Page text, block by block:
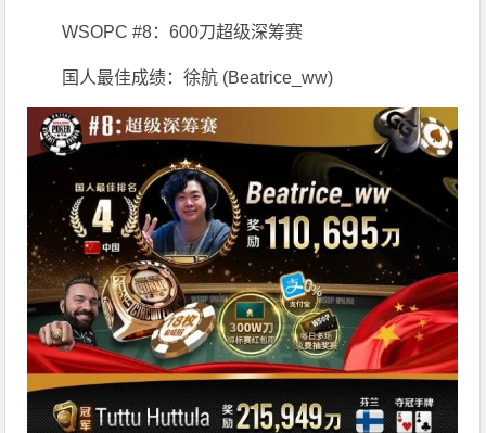
WSOPC #8：600刀超级深筹赛
国人最佳成绩：徐航 (Beatrice_ww)